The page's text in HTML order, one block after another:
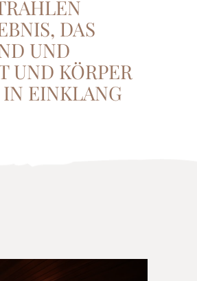
DAS
UND
UND KÖRPER
EINKLANG